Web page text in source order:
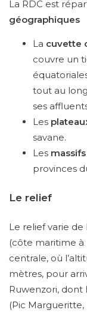
La RDC est
géographiques
La cuvette
couvre un
tout au
ses
Les
savane.
Les
provinces
Le relief
Le relief varie
(côte maritime à
centrale, où
mètres, pour
Ruwenzori, dont
(Pic